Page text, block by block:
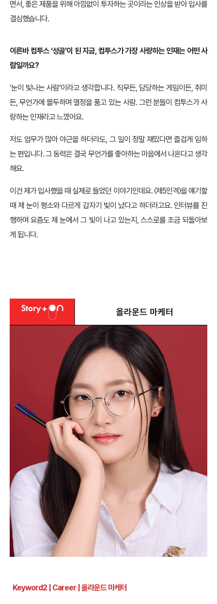
면서, 좋은 제품을 위해 아낌없이 투자하는 곳이라는 인상을 받아 입사를
결심했습니다.
이른바 컴투스 ‘성골’이 된 지금, 컴투스가 가장 사랑하는 인재는 어떤 사
람일까요?
‘눈이 빛나는 사람’이라고 생각합니다. 직무든, 담당하는 게임이든, 취미
든, 무언가에 몰두하며 열정을 품고 있는 사람. 그런 분들이 컴투스가 사
랑하는 인재라고 느꼈어요.
저도 업무가 많아 야근을 하더라도, 그 일이 정말 재밌다면 즐겁게 임하
는 편입니다. 그 동력은 결국 무언가를 좋아하는 마음에서 나온다고 생각
해요.
이건 제가 입사했을 때 실제로 들었던 이야기인데요. 〈제5인격〉을 얘기할
때 제 눈이 평소와 다르게 갑자기 빛이 났다고 하더라고요. 인터뷰를 진
행하며 요즘도 제 눈에서 그 빛이 나고 있는지, 스스로를 조금 되돌아보
게 됩니다.
Keyword2 | Career | 올라운드 마케터